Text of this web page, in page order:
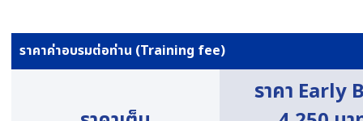
ราคาค่าอบรมต่อท่าน (Training fee)
ราคา Early